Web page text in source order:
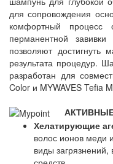
для сопровождения
комфортный процесс
перманентной
позволяют достигнуть
результата процедур.
разработан для
Color и MYWAVES Tefia
Хелатирующие
волос ионов меди
виды загрязнений,